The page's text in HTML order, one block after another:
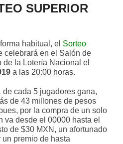
SUPERIOR
habitual, el Sorteo
celebrará en el Salón de
la Lotería Nacional el
a las 20:00 horas.
de cada 5 jugadores gana,
de 43 millones de pesos
por la compra de un solo
va desde el 00000 hasta el
de $30 MXN, un afortunado
premio de hasta